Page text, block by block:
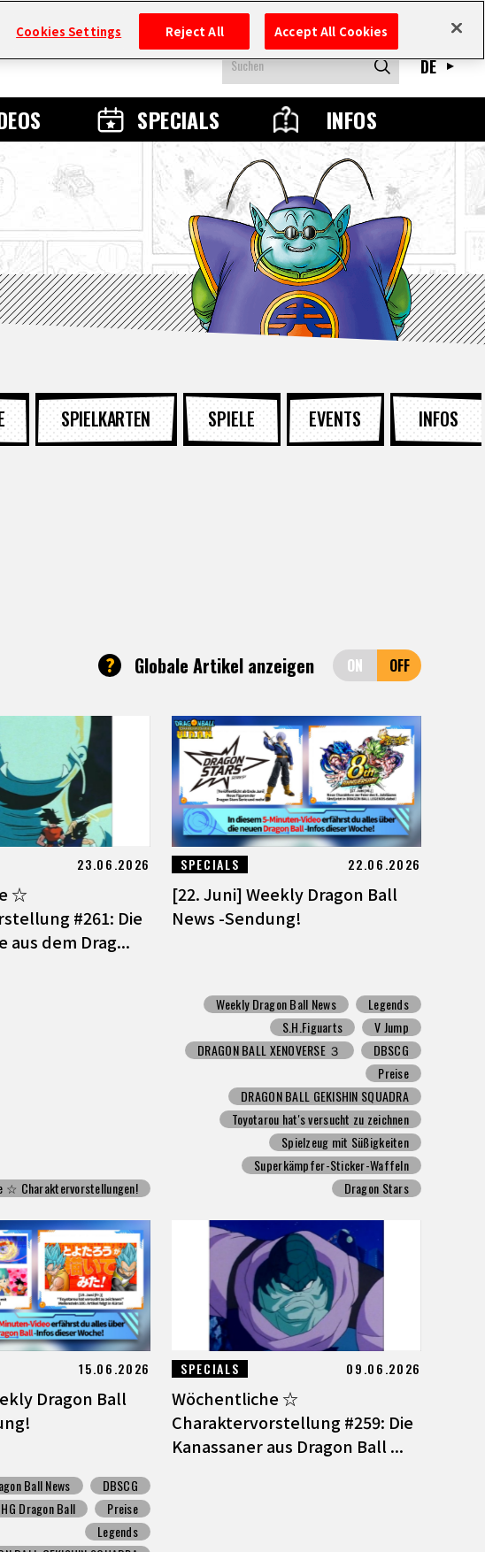
SPECIALS INFOS
DE
SPIELKARTEN SPIELE EVENTS INFOS
? Globale Artikel anzeigen
23.06.2026
☆
#261: Die
aus dem Drag...
☆ Charaktervorstellungen!
SPECIALS 22.06.2026
[22. Juni] Weekly Dragon Ball
News -Sendung!
Weekly Dragon Ball News
Legends
S.H.Figuarts
V Jump
DRAGON BALL XENOVERSE ３
DBSCG
Preise
DRAGON BALL GEKISHIN SQUADRA
Toyotarou hat's versucht zu zeichnen
Spielzeug mit Süßigkeiten
Superkämpfer-Sticker-Waffeln
Dragon Stars
15.06.2026
Dragon Ball
Ball News
DBSCG
HG Dragon Ball
Preise
Legends
SPECIALS 09.06.2026
Wöchentliche ☆
Charaktervorstellung #259: Die
Kanassaner aus Dragon Ball ...
Cookies Settings Reject All Accept All Cookies